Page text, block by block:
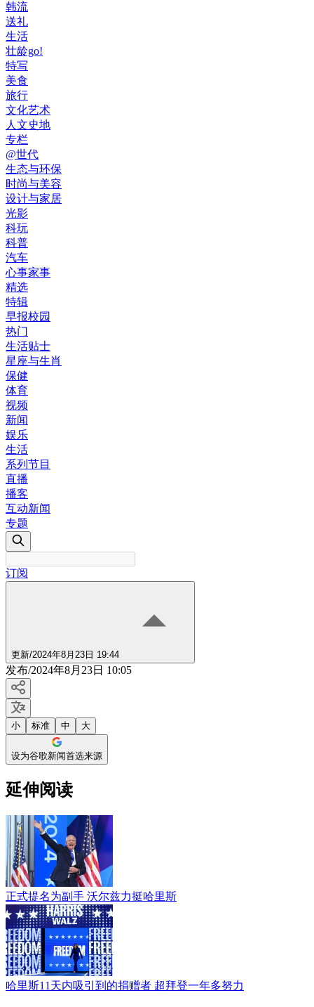
韩流
送礼
生活
壮龄go!
特写
美食
旅行
文化艺术
人文史地
专栏
@世代
生态与环保
时尚与美容
设计与家居
光影
科玩
科普
汽车
心事家事
精选
特辑
早报校园
热门
生活贴士
星座与生肖
保健
体育
视频
新闻
娱乐
生活
系列节目
直播
播客
互动新闻
专题
订阅
更新/2024年8月23日 19:44
发布/2024年8月23日 10:05
小 标准 中 大
设为谷歌新闻首选来源
延伸阅读
正式提名为副手 沃尔兹力挺哈里斯
哈里斯11天内吸引到的捐赠者 超拜登一年多努力